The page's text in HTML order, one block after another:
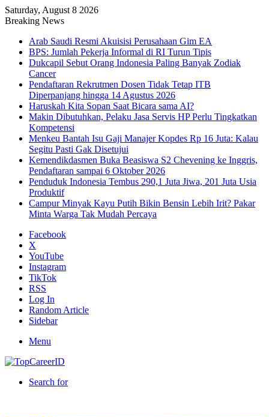
Saturday, August 8 2026
Breaking News
Arab Saudi Resmi Akuisisi Perusahaan Gim EA
BPS: Jumlah Pekerja Informal di RI Turun Tipis
Dukcapil Sebut Orang Indonesia Paling Banyak Zodiak
Cancer
Pendaftaran Rekrutmen Dosen Tidak Tetap ITB
Diperpanjang hingga 14 Agustus 2026
Haruskah Kita Sopan Saat Bicara sama AI?
Makin Dibutuhkan, Pelaku Jasa Servis HP Perlu Tingkatkan
Kompetensi
Menkeu Bantah Isu Gaji Manajer Kopdes Rp 16 Juta: Kalau
Segitu Pasti Gak Disetujui
Kemendikdasmen Buka Beasiswa S2 Chevening ke Inggris,
Pendaftaran sampai 6 Oktober 2026
Penduduk Indonesia Tembus 290,1 Juta Jiwa, 201 Juta Usia
Produktif
Campur Minyak Kayu Putih Bikin Bensin Lebih Irit? Pakar
Minta Warga Tak Mudah Percaya
Facebook
X
YouTube
Instagram
TikTok
RSS
Log In
Random Article
Sidebar
Menu
Search for